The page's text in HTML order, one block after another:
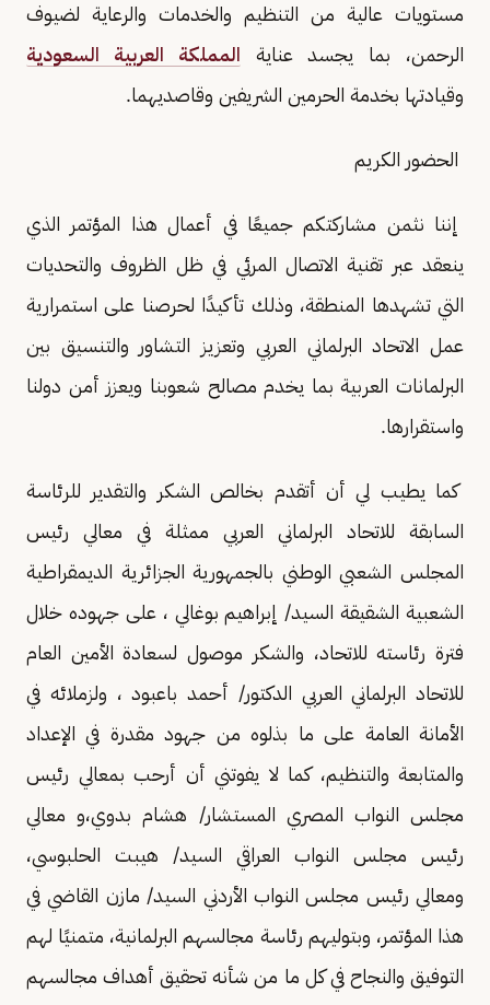
مستويات عالية من التنظيم والخدمات والرعاية لضيوف
الرحمن، بما يجسد عناية المملكة العربية السعودية
وقيادتها بخدمة الحرمين الشريفين وقاصديهما.
الحضور الكريم
إننا نثمن مشاركتكم جميعًا في أعمال هذا المؤتمر الذي
ينعقد عبر تقنية الاتصال المرئي في ظل الظروف والتحديات
التي تشهدها المنطقة، وذلك تأكيدًا لحرصنا على استمرارية
عمل الاتحاد البرلماني العربي وتعزيز التشاور والتنسيق بين
البرلمانات العربية بما يخدم مصالح شعوبنا ويعزز أمن دولنا
واستقرارها.
كما يطيب لي أن أتقدم بخالص الشكر والتقدير للرئاسة
السابقة للاتحاد البرلماني العربي ممثلة في معالي رئيس
المجلس الشعبي الوطني بالجمهورية الجزائرية الديمقراطية
الشعبية الشقيقة السيد/ إبراهيم بوغالي ، على جهوده خلال
فترة رئاسته للاتحاد، والشكر موصول لسعادة الأمين العام
للاتحاد البرلماني العربي الدكتور/ أحمد باعبود ، ولزملائه في
الأمانة العامة على ما بذلوه من جهود مقدرة في الإعداد
والمتابعة والتنظيم، كما لا يفوتني أن أرحب بمعالي رئيس
مجلس النواب المصري المستشار/ هشام بدوي،و معالي
رئيس مجلس النواب العراقي السيد/ هيبت الحلبوسي،
ومعالي رئيس مجلس النواب الأردني السيد/ مازن القاضي في
هذا المؤتمر، وبتوليهم رئاسة مجالسهم البرلمانية، متمنيًا لهم
التوفيق والنجاح في كل ما من شأنه تحقيق أهداف مجالسهم